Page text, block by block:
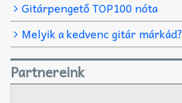
Gitárpengető TOP100 nóta
Melyik a kedvenc gitár márkád?
Partnereink